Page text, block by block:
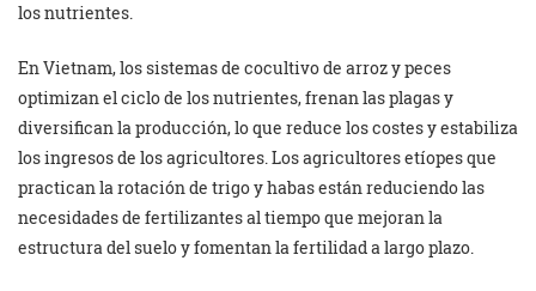
los nutrientes.
En Vietnam, los sistemas de cocultivo de arroz y peces
optimizan el ciclo de los nutrientes, frenan las plagas y
diversifican la producción, lo que reduce los costes y estabiliza
los ingresos de los agricultores. Los agricultores etíopes que
practican la rotación de trigo y habas están reduciendo las
necesidades de fertilizantes al tiempo que mejoran la
estructura del suelo y fomentan la fertilidad a largo plazo.